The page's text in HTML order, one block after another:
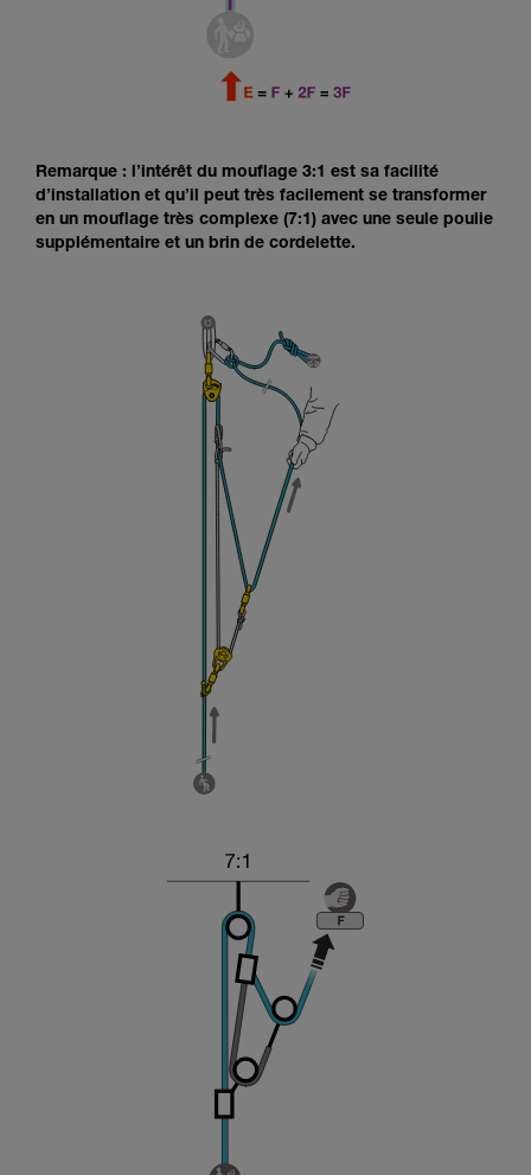
Remarque : l’intérêt du mouflage 3:1 est sa facilité
d’installation et qu’il peut très facilement se transformer
en un mouflage très complexe (7:1) avec une seule poulie
supplémentaire et un brin de cordelette.